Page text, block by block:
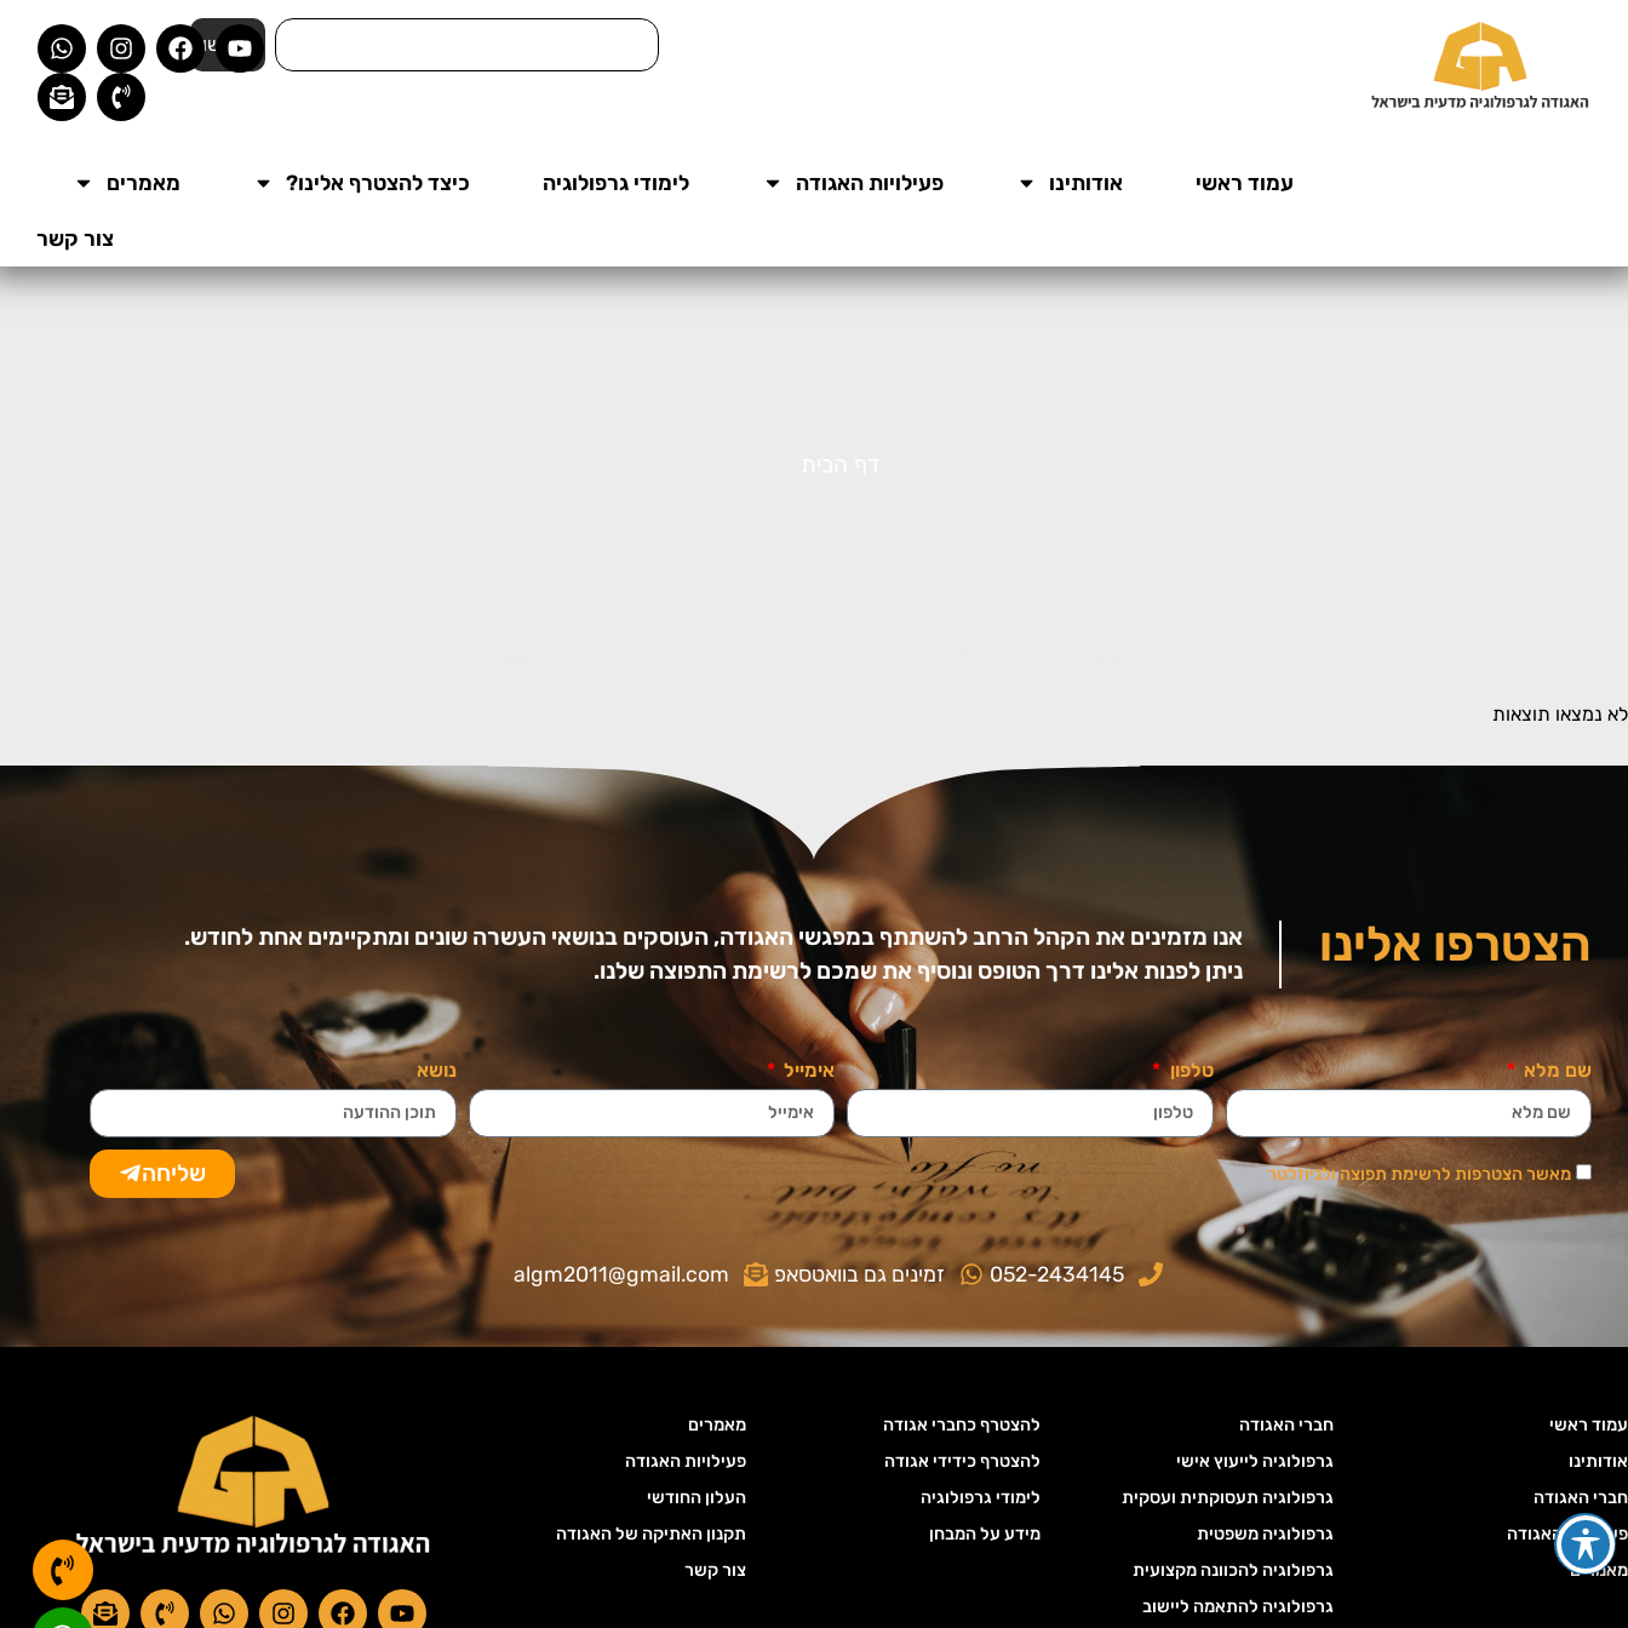
חפשו
עמוד ראשי אודותינו פעילויות האגודה לימודי גרפולוגיה כיצד להצטרף אלינו? מאמרים
צור קשר
לא נמצאו תוצאות
הצטרפו אלינו
אנו מזמינים את הקהל הרחב להשתתף במפגשי האגודה, העוסקים בנושאי העשרה שונים ומתקיימים אחת לחודש.
ניתן לפנות אלינו דרך הטופס ונוסיף את שמכם לרשימת התפוצה שלנו.
שם מלא טלפון אימייל נושא
מאשר הצטרפות לרשימת תפוצה ולניוזלטר שליחה
052-2434145 זמינים גם בוואטסאפ algm2011@gmail.com
עמוד ראשי
אודותינו
חברי האגודה
פעילויות האגודה
מאמרים
חברי האגודה
גרפולוגיה לייעוץ אישי
גרפולוגיה תעסוקתית ועסקית
גרפולוגיה משפטית
גרפולוגיה להכוונה מקצועית
גרפולוגיה להתאמה ליישוב
להצטרף כחברי אגודה
להצטרף כידידי אגודה
לימודי גרפולוגיה
מידע על המבחן
מאמרים
פעילויות האגודה
העלון החודשי
תקנון האתיקה של האגודה
צור קשר